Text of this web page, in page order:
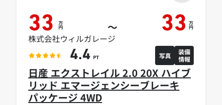
日産 エクストレイル 2.0 20X ハイブ
リッド エマージェンシーブレーキ
パッケージ 4WD
33 万
円 ～ 33 万
円
株式会社ウィルガレージ
4.4 PT 写真
装備
情報